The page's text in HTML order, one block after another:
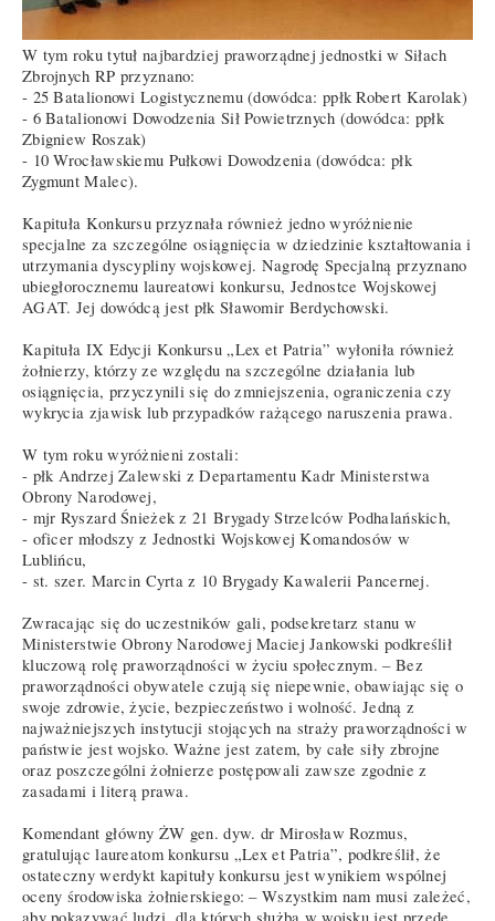
W tym roku tytuł najbardziej praworządnej jednostki w Siłach
Zbrojnych RP przyznano:
- 25 Batalionowi Logistycznemu (dowódca: ppłk Robert Karolak)
- 6 Batalionowi Dowodzenia Sił Powietrznych (dowódca: ppłk
Zbigniew Roszak)
- 10 Wrocławskiemu Pułkowi Dowodzenia (dowódca: płk
Zygmunt Malec).
Kapituła Konkursu przyznała również jedno wyróżnienie
specjalne za szczególne osiągnięcia w dziedzinie kształtowania i
utrzymania dyscypliny wojskowej. Nagrodę Specjalną przyznano
ubiegłorocznemu laureatowi konkursu, Jednostce Wojskowej
AGAT. Jej dowódcą jest płk Sławomir Berdychowski.
Kapituła IX Edycji Konkursu „Lex et Patria” wyłoniła również
żołnierzy, którzy ze względu na szczególne działania lub
osiągnięcia, przyczynili się do zmniejszenia, ograniczenia czy
wykrycia zjawisk lub przypadków rażącego naruszenia prawa.
W tym roku wyróżnieni zostali:
- płk Andrzej Zalewski z Departamentu Kadr Ministerstwa
Obrony Narodowej,
- mjr Ryszard Śnieżek z 21 Brygady Strzelców Podhalańskich,
- oficer młodszy z Jednostki Wojskowej Komandosów w
Lublińcu,
- st. szer. Marcin Cyrta z 10 Brygady Kawalerii Pancernej.
Zwracając się do uczestników gali, podsekretarz stanu w
Ministerstwie Obrony Narodowej Maciej Jankowski podkreślił
kluczową rolę praworządności w życiu społecznym. – Bez
praworządności obywatele czują się niepewnie, obawiając się o
swoje zdrowie, życie, bezpieczeństwo i wolność. Jedną z
najważniejszych instytucji stojących na straży praworządności w
państwie jest wojsko. Ważne jest zatem, by całe siły zbrojne
oraz poszczególni żołnierze postępowali zawsze zgodnie z
zasadami i literą prawa.
Komendant główny ŻW gen. dyw. dr Mirosław Rozmus,
gratulując laureatom konkursu „Lex et Patria”, podkreślił, że
ostateczny werdykt kapituły konkursu jest wynikiem wspólnej
oceny środowiska żołnierskiego: – Wszystkim nam musi zależeć,